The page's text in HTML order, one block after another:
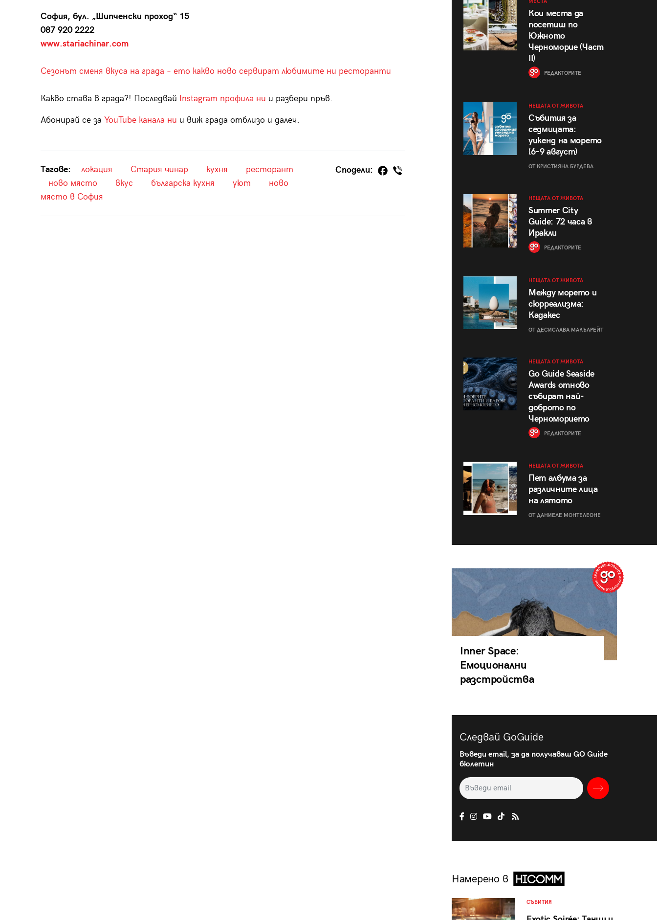
София, бул. „Шипченски проход“ 15
087 920 2222
www.stariachinar.com
Сезонът сменя вкуса на града – ето какво ново сервират любимите ни ресторанти
Какво става в града?! Последвай Instagram профила ни и разбери пръв.
Абонирай се за YouTube канала ни и виж града отблизо и далеч.
Тагове: локация Стария чинар кухня
ресторант
ново място
вкус българска кухня уют
ново
място в София
Сподели:
Кои места да
посетиш по
Южното
Черноморие (Част
II)
РЕДАКТОРИТЕ
НЕЩАТА ОТ ЖИВОТА
Събития за
седмицата:
уикенд на морето
(6–9 август)
ОТ КРИСТИЯНА БУРДЕВА
НЕЩАТА ОТ ЖИВОТА
Summer City
Guide: 72 часа в
Иракли
РЕДАКТОРИТЕ
НЕЩАТА ОТ ЖИВОТА
Между морето и
сюрреализма:
Кадакес
ОТ ДЕСИСЛАВА МАКЪЛРЕЙТ
НЕЩАТА ОТ ЖИВОТА
Go Guide Seaside
Awards отново
събират най-
доброто по
Черноморието
РЕДАКТОРИТЕ
НЕЩАТА ОТ ЖИВОТА
Пет албума за
различните лица
на лятото
ОТ ДАНИЕЛЕ МОНТЕЛЕОНЕ
Inner Space:
Емоционални
разстройства
Следвай GoGuide
Въведи email, за да получаваш GO Guide
бюлетин
Намерено в
СЪБИТИЯ